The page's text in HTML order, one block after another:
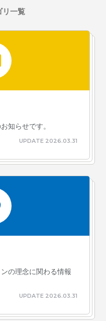
リ一覧
知らせです。
UPDATE 2026.03.31
の理念に関わる情報
UPDATE 2026.03.31